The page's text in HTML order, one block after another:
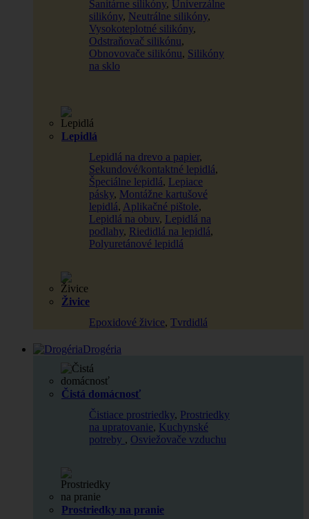
Sanitárne silikóny, Univerzálne
silikóny, Neutrálne silikóny,
Vysokoteplotné silikóny,
Odstraňovač silikónu,
Obnovovače silikónu, Silikóny
na sklo
Lepidlá
Lepidlá na drevo a papier,
Sekundové/kontaktné lepidlá,
Špeciálne lepidlá, Lepiace
pásky, Montážne kartušové
lepidlá, Aplikačné pištole,
Lepidlá na obuv, Lepidlá na
podlahy, Riedidlá na lepidlá,
Polyuretánové lepidlá
Živice
Epoxidové živice, Tvrdidlá
Drogéria
Čistá domácnosť
Čistiace prostriedky, Prostriedky
na upratovanie, Kuchynské
potreby , Osviežovače vzduchu
Prostriedky na pranie